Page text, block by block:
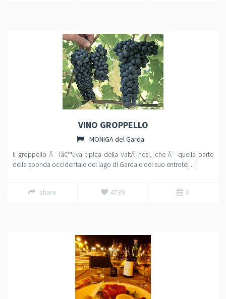
VINO GROPPELLO
MONIGA del Garda
Il groppello Ã¨ lâ€™uva tipica della ValtÃ¨nesi, che Ã¨ quella parte
della sponda occidentale del lago di Garda e del suo entrote[...]
share 4739 X